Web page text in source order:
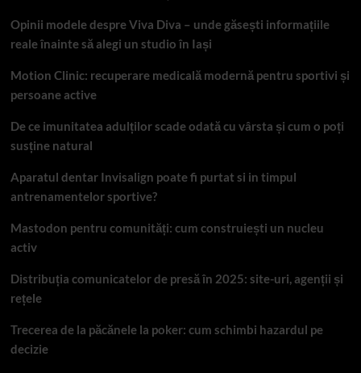
Opinii modele despre Viva Diva – unde găsești informațiile
reale înainte să alegi un studio în Iași
Motion Clinic: recuperare medicală modernă pentru sportivi și
persoane active
De ce imunitatea adulților scade odată cu vârsta și cum o poți
susține natural
Aparatul dentar Invisalign poate fi purtat si in timpul
antrenamentelor sportive?
Mastodon pentru comunități: cum construiești un nucleu
activ
Distribuția comunicatelor de presă în 2025: site-uri, agenții și
rețele
Trecerea de la păcănele la poker: cum schimbi hazardul pe
decizie